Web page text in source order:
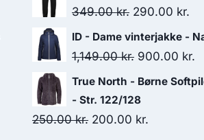
was:
is:
349.00kr. Original
price
was:
290.00 kr.
is:
ID - Dame vinterjakke -
1,149.00kr. Original
price
was:
1,149.00 kr..
900.00 kr.
True North - Børne
- Str. 122/128
250.00kr. Original
200.00 kr.